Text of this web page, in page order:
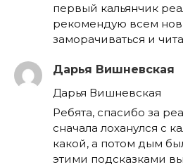
первый кальянчик
рекомендую всем
заморачиваться и
Дарья Вишневская
Дарья Вишневская
Ребята, спасибо за
сначала лоханулся с
какой, а потом дым
этими подсказками